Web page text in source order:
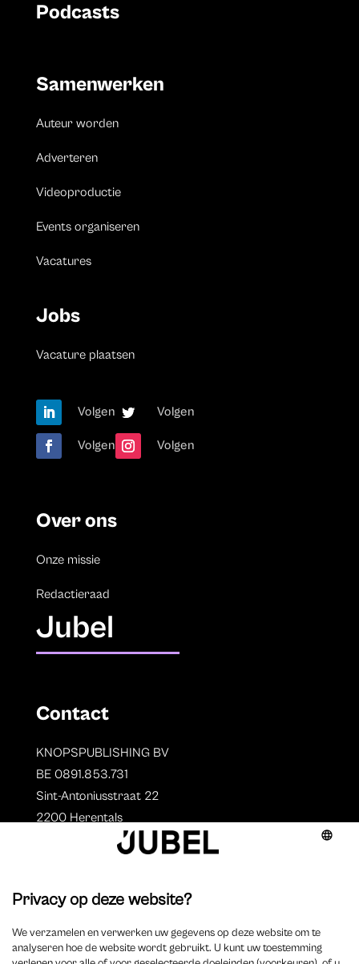
Podcasts
Samenwerken
Auteur worden
Adverteren
Videoproductie
Events organiseren
Vacatures
Jobs
Vacature plaatsen
Volgen Volgen
Volgen Volgen
Over ons
Onze missie
Redactieraad
Jubel
Contact
KNOPSPUBLISHING BV
BE 0891.853.731
Sint-Antoniusstraat 22
2200 Herentals
Auteurs
Overzicht auteurs